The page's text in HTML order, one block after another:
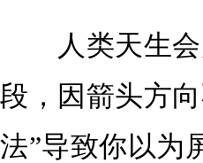
人类天生会
段，因箭头方
法”导致你以为